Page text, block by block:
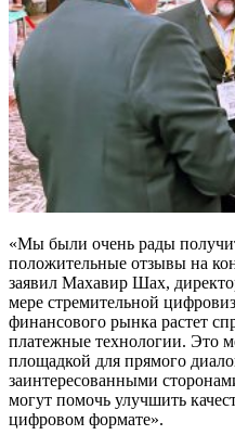
«Мы были очень рады
положительные отзывы на
заявил Махавир Шах,
мере стремительной
финансового рынка растет
платежные технологии. Это
площадкой для прямого
заинтересованными
могут помочь улучшить
цифровом формате».